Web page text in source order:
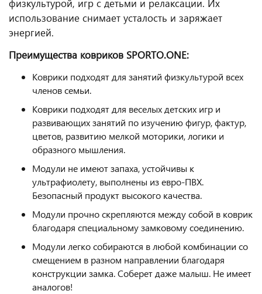
физкультурой, игр с детьми и релаксации. Их
использование снимает усталость и заряжает
энергией.
Преимущества ковриков SPORTO.ONE:
Коврики подходят для занятий физкультурой всех
членов семьи.
Коврики подходят для веселых детских игр и
развивающих занятий по изучению фигур, фактур,
цветов, развитию мелкой моторики, логики и
образного мышления.
Модули не имеют запаха, устойчивы к
ультрафиолету, выполнены из евро-ПВХ.
Безопасный продукт высокого качества.
Модули прочно скрепляются между собой в коврик
благодаря специальному замковому соединению.
Модули легко собираются в любой комбинации со
смещением в разном направлении благодаря
конструкции замка. Соберет даже малыш. Не имеет
аналогов!